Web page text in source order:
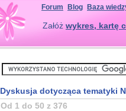
Forum Blog Baza
Załóż wykres, kartę
Dyskusja dotycząca tematyki
Od 1 do 50 z 376